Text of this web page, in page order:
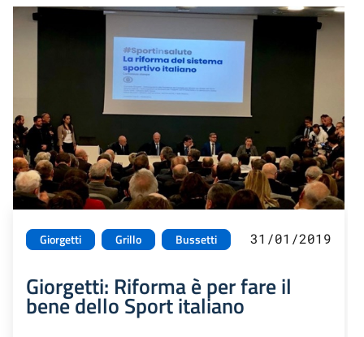
Giorgetti Grillo Bussetti 31/01/2019
Giorgetti: Riforma è per fare il
bene dello Sport italiano